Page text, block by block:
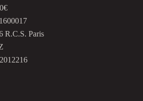
R.C.S. Paris